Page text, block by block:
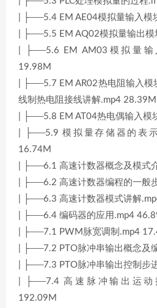
| ├──5.4 EM AE04模拟量输入模
| ├──5.5 EM AQ02模拟量输出
| ├──5.6 EM AM03模拟量
19.98M
| ├──5.7 EM AR02热电阻输入模
线制热电阻接线讲解.mp4 28.39M
| ├──5.8 EM AT04热电偶输入模
| ├──5.9 模拟量存储器的表
16.74M
| ├──6.1 高速计数器概念及模式
| ├──6.2 高速计数器编程的一般
| ├──6.3 高速计数器模式讲解
| ├──6.4 编码器的应用.mp4
| ├──7.1 PWM脉宽调制.mp4
| ├──7.2 PTO脉冲串输出概念及
| ├──7.3 PTO脉冲串输出控制步
| ├──7.4 高速脉冲输出运
192.09M